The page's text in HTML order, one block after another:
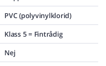
PVC (polyvinylklorid)
Klass 5 = Fintrådig
Nej